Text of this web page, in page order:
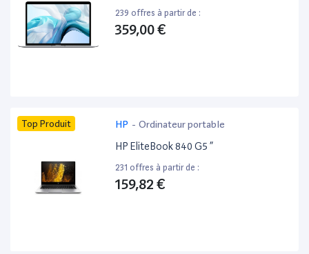
239 offres à partir de :
359,00 €
Top Produit HP - Ordinateur portable
HP EliteBook 840 G5 ”
231 offres à partir de :
159,82 €